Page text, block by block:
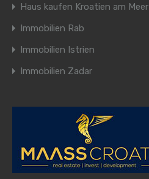
Haus kaufen Kroatien am Meer
Immobilien Rab
Immobilien Istrien
Immobilien Zadar